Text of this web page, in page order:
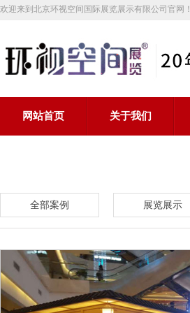
欢迎来到北京环视空间国际展览展示有限公司官网！
网站首页 关于我们
全部案例 展览展示